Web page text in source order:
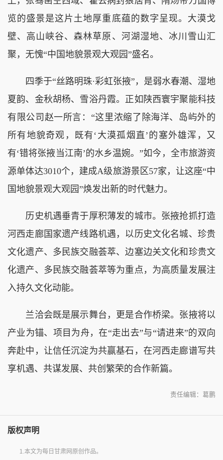
览的盛景是这片土地厚重底蕴的数字呈现。大漠戈
壁、高山峡谷、森林草原、河湖湿地、冰川雪山汇
聚，无愧“中国地貌景观大观园”盛名。
四季于“丝路明珠·彩虹张掖”，是弱水春潮、湿地
夏韵、金秋胡杨、雪浴丹霞。正如陕西寰宇聚能科技
有限公司赵一所言：“这里浓缩了除海洋、岛屿外的
所有地貌奇观，既有‘大漠孤烟直’的塞外雄浑，又
有‘错将张掖当江南’的水乡温婉。”如今，全市旅游资
源单体达3010个，建成A级旅游景区57家，让这座“中
国地貌景观大观园”焕发出新的时代魅力。
历史机遇垂青于厚积薄发的城市。张掖抢抓打造
河西走廊国家遗产线路机遇，以历史文化名城、珍贵
文化遗产、多民族交融荟萃、边塞边关文化和珍贵文
化遗产、多民族交融荟萃等为重点，为高质量发展注
入持久文化动能。
兰洽会既是展示舞台，更是合作桥梁。张掖将以
产业为锚、项目为舟，在“走出去”与“请进来”的双向
奔赴中，让信任沉淀为共赢基石，在河西走廊谱写共
享机遇、共谋发展、共创繁荣的合作新篇。
责任编辑：葛鹏
版权声明
1.本文为每日甘肃网原创作品。